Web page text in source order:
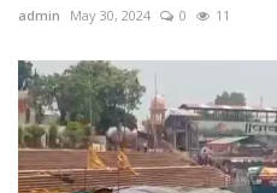
admin May 30, 2024 0 11